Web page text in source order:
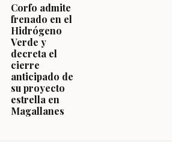
Corfo admite
frenado en el
Hidrógeno
Verde y
decreta el
cierre
anticipado de
su proyecto
estrella en
Magallanes